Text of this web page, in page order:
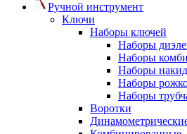
Ручной инструмент
Ключи
Наборы ключей
Наборы
Наборы
Наборы
Наборы
Наборы
Воротки